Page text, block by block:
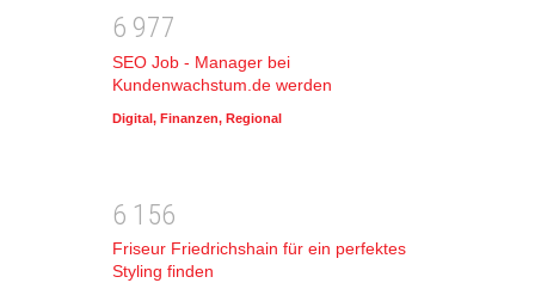
6 977
SEO Job - Manager bei
Kundenwachstum.de werden
Digital, Finanzen, Regional
6 1 56
Friseur Friedrichshain für ein perfektes
Styling finden